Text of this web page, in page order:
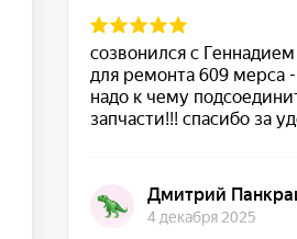
Работы были
использовали
выполненные работы.
стабильно, никаких
Большое спасибо за
★ ★ ★ ★ ★
Сергей Подрубный